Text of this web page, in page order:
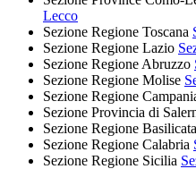
Lecco
Sezione Regione Toscana
Sezione Regione Lazio
Sezione Regione Abruzzo
Sezione Regione Molise
Sezione Regione
Sezione Provincia di
Sezione Regione Basilicata
Sezione Regione Calabria
Sezione Regione Sicilia